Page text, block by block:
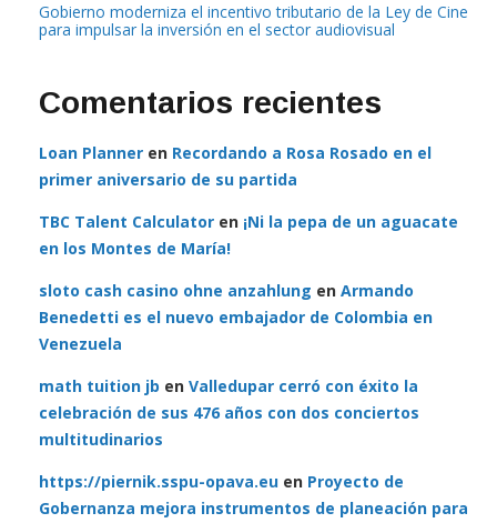
Gobierno moderniza el incentivo tributario de la Ley de Cine
para impulsar la inversión en el sector audiovisual
Comentarios recientes
Loan Planner en Recordando a Rosa Rosado en el
primer aniversario de su partida
TBC Talent Calculator en ¡Ni la pepa de un aguacate
en los Montes de María!
sloto cash casino ohne anzahlung en Armando
Benedetti es el nuevo embajador de Colombia en
Venezuela
math tuition jb en Valledupar cerró con éxito la
celebración de sus 476 años con dos conciertos
multitudinarios
https://piernik.sspu-opava.eu en Proyecto de
Gobernanza mejora instrumentos de planeación para